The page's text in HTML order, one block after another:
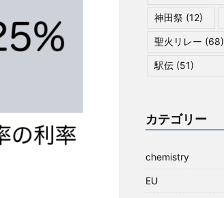
神田祭 (12)
聖火リレー (68)
駅伝 (51)
カテゴリー
chemistry
EU